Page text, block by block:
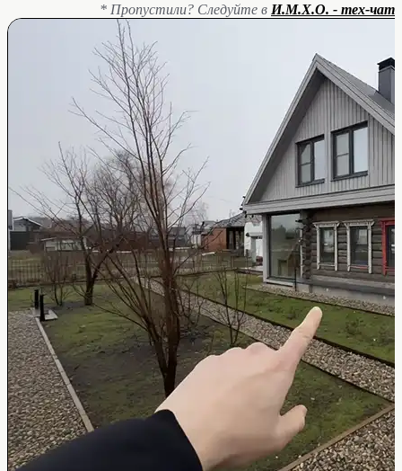
* Пропустили? Следуйте в И.М.Х.О. - тех-чат